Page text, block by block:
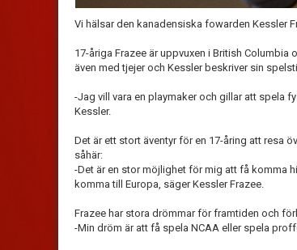
Vi hälsar den kanadensiska fowarden Kessler
17-åriga Frazee är uppvuxen i British
även med tjejer och Kessler beskriver sin
-Jag vill vara en playmaker och gillar att spela
Kessler.
Det är ett stort äventyr för en 17-åring att resa
såhär:
-Det är en stor möjlighet för mig att få komma
komma till Europa, säger Kessler Frazee.
Frazee har stora drömmar för framtiden och
-Min dröm är att få spela NCAA eller spela